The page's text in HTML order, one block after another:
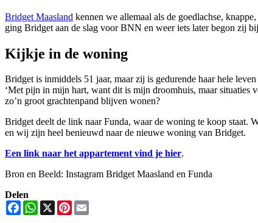
Bridget Maasland kennen we allemaal als de goedlachse,
ging Bridget aan de slag voor BNN en weer iets later begon zij
Kijkje in de woning
Bridget is inmiddels 51 jaar, maar zij is gedurende haar hele
‘Met pijn in mijn hart, want dit is mijn droomhuis, maar situaties
zo’n groot grachtenpand blijven wonen?
Bridget deelt de link naar Funda, waar de woning te koop staat.
en wij zijn heel benieuwd naar de nieuwe woning van Bridget.
Een link naar het appartement vind je hier.
Bron en Beeld: Instagram Bridget Maasland en Funda
Delen
FacebookWhatsApp
X Pinterest